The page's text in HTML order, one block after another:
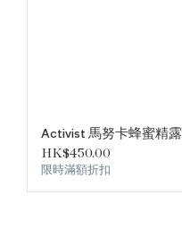
Activist 馬努卡蜂蜜精露
價格
HK$450.00
限時滿額折扣